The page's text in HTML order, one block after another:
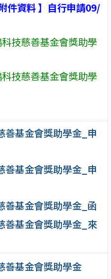
件資料 】自行申請09/
技慈善基金會獎助學
技慈善基金會獎助學
善基金會獎助學金_申
善基金會獎助學金_申
善基金會獎助學金_函
善基金會獎助學金_來
善基金會獎助學金